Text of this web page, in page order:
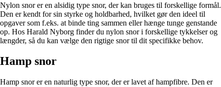
Nylon snor er en alsidig type snor, der kan bruges til forskellige formål.
Den er kendt for sin styrke og holdbarhed, hvilket gør den ideel til
opgaver som f.eks. at binde ting sammen eller hænge tunge genstande
op. Hos Harald Nyborg finder du nylon snor i forskellige tykkelser og
længder, så du kan vælge den rigtige snor til dit specifikke behov.
Hamp snor
Hamp snor er en naturlig type snor, der er lavet af hampfibre. Den er